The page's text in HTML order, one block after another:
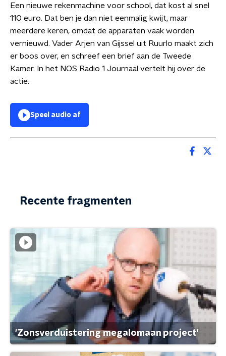
Een nieuwe rekenmachine voor school, dat kost al snel
110 euro. Dat ben je dan niet eenmalig kwijt, maar
meerdere keren, omdat de apparaten vaak worden
vernieuwd. Vader Arjen van Gijssel uit Ruurlo maakt zich
er boos over, en schreef een brief aan de Tweede
Kamer. In het NOS Radio 1 Journaal vertelt hij over de
actie.
Speel audio af
Recente fragmenten
'Zonsverduistering megalomaan project'